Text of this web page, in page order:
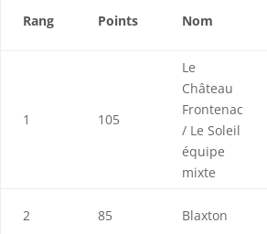
Rang Points Nom
1 105
Le
Château
Frontenac
/ Le Soleil
équipe
mixte
2 85 Blaxton